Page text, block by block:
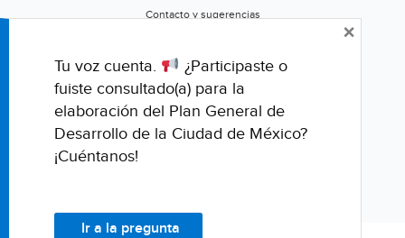
Contacto y sugerencias
Califica este portal
Tu voz cuenta.
¿Participaste o
fuiste consultado(a) para la
elaboración del Plan General de
Desarrollo de la Ciudad de México?
¡Cuéntanos!
Ir a la pregunta
×